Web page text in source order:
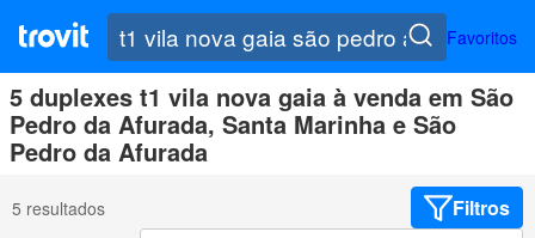
Favoritos
5 duplexes t1 vila nova gaia à venda em São
Pedro da Afurada, Santa Marinha e São
Pedro da Afurada
5 resultados Filtros